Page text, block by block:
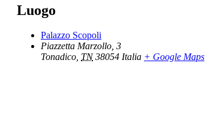
Luogo
Palazzo Scopoli
Piazzetta Marzollo, 3
Tonadico, TN 38054 Italia + Google Maps